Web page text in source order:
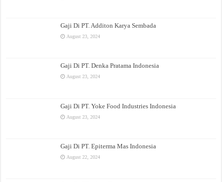
Gaji Di PT. Additon Karya Sembada
August 23, 2024
Gaji Di PT. Denka Pratama Indonesia
August 23, 2024
Gaji Di PT. Yoke Food Industries Indonesia
August 23, 2024
Gaji Di PT. Epiterma Mas Indonesia
August 22, 2024